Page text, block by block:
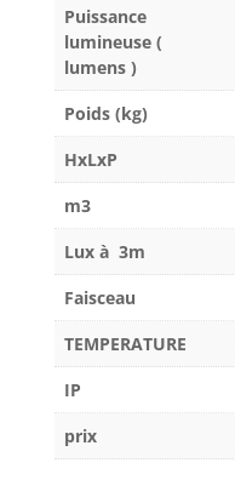
Puissance
lumineuse (
lumens )
Poids (kg)
HxLxP
m3
Lux à 3m
Faisceau
TEMPERATURE
IP
prix